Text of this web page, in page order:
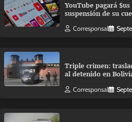
YouTube pagará
suspensión de su
Corresponsal
Triple crimen:
al detenido en
Corresponsal